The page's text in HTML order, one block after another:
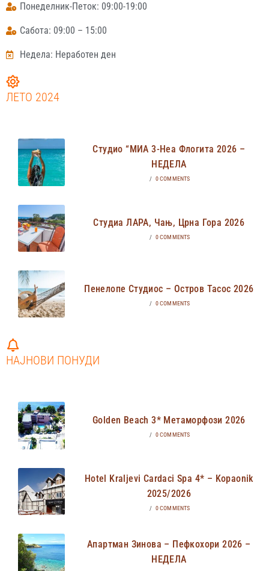
Понеделник-Петок: 09:00-19:00
Сабота: 09:00 – 15:00
Недела: Неработен ден
ЛЕТО 2024
Студио “МИА 3-Неа Флогита 2026 –
НЕДЕЛА
/ 0 COMMENTS
Студиа ЛАРА, Чањ, Црна Гора 2026
/ 0 COMMENTS
Пенелопе Студиос – Остров Тасос 2026
/ 0 COMMENTS
НАЈНОВИ ПОНУДИ
Golden Beach 3* Метаморфози 2026
/ 0 COMMENTS
Hotel Kraljevi Cardaci Spa 4* – Kopaonik
2025/2026
/ 0 COMMENTS
Апартман Зинова – Пефкохори 2026 –
НЕДЕЛА